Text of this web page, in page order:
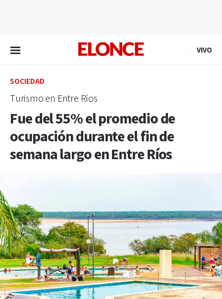
VIVO
SOCIEDAD
Turismo en Entre Ríos
Fue del 55% el promedio de
ocupación durante el fin de
semana largo en Entre Ríos